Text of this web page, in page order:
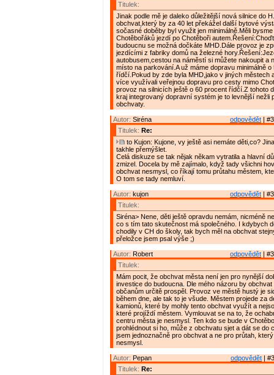
Titulek:
Jinak podle mě je daleko důležitější nová silnice do
obchvat,který by za 40 let překážel další bytové
sočasné doběby byl využit jen minimálně.Měli
Chotěbořáků jezdí po Chotěboři
budoucnu se možná dočkáte MHD.Dále provoz je
jezdícími z fabriky domů na železné
autobusem,cestou na náměstí si můžete nakoupit a
místo na parkování.A už máme dopravu minimálně o
řídčí.Pokud by zde byla MHD,jako v jiných městech
více využívali veřejnou dopravu pro cesty mimo
provoz na silnicích ještě o 60 procent řídčí.Z tohoto
kraj integrovaný dopravní systém je to levnější nežli
obchvaty.
odpovědět |
Autor: Siréna
Titulek: Re:
to Kujon: Kujone, vy ještě asi nemáte děti,co?
takhle přemýšlet.
Celá diskuze se tak nějak někam vytratila a hlavní
zmizel. Docela by mě zajímalo, když tady všichni
obchvat nesmysl, co říkají tomu průtahu městem,
O tom se tady nemluví.
odpovědět |
Autor: kujon
Titulek:
Siréna> Nene, děti ještě opravdu nemám, nicméně
co s tím tato skutečnost má společného. I kdybych
chodily v CH do školy, tak bych měl na obchvat
přeložce jsem psal výše ;)
odpovědět |
Autor: Robert
Titulek:
Mám pocit, že obchvat města není jen pro nynější
investice do budoucna. Dle mého názoru by
občanům určitě prospěl. Provoz ve městě hustý je
během dne, ale tak to je všude. Městem projede za
kamionů, které by mohly tento obchvat využít a
které projíždí městem. Vymlouvat se na to, že
centru města je nesmysl. Ten kdo se bude v
prohlédnout si ho, může z obchvatu sjet a dát se do
jsem jednoznačně pro obchvat a ne pro průtah,
nesmysl.
odpovědět |
Autor: Pepan
Titulek: Re: